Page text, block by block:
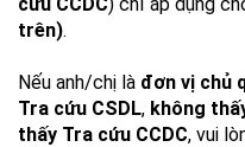
trên).
Nếu anh/chị là đơn vị chủ
Tra cứu CSDL, không
thấy Tra cứu CCDC, vui